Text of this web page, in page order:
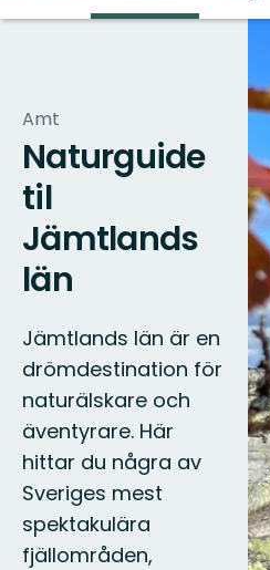
Amt
Naturguide
til
Jämtlands
län
Jämtlands län är en
drömdestination för
naturälskare och
äventyrare. Här
hittar du några av
Sveriges mest
spektakulära
fjällområden,